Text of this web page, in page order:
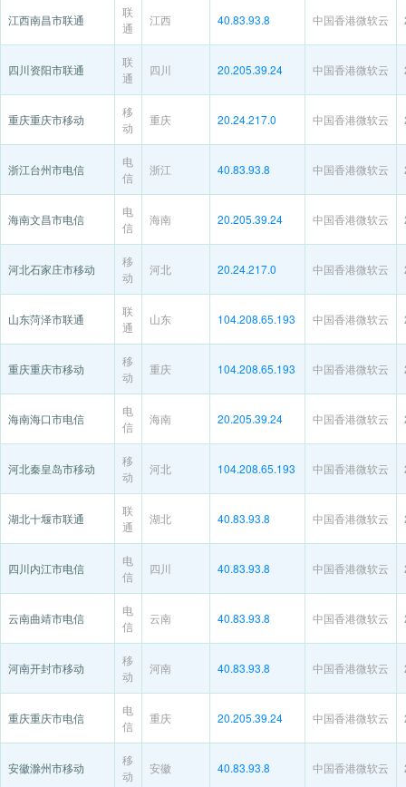
江西南昌市联通
联
通
江西 40.83.93.8 中国香港微软云
四川资阳市联通
联
通
四川 20.205.39.24 中国香港微软云
重庆重庆市移动
移
动
重庆 20.24.217.0 中国香港微软云
浙江台州市电信
电
信
浙江 40.83.93.8 中国香港微软云
海南文昌市电信
电
信
海南 20.205.39.24 中国香港微软云
河北石家庄市移动
移
动
河北 20.24.217.0 中国香港微软云
山东菏泽市联通
联
通
山东 104.208.65.193 中国香港微软云
重庆重庆市移动
移
动
重庆 104.208.65.193 中国香港微软云
海南海口市电信
电
信
海南 20.205.39.24 中国香港微软云
河北秦皇岛市移动
移
动
河北 104.208.65.193 中国香港微软云
湖北十堰市联通
联
通
湖北 40.83.93.8 中国香港微软云
四川内江市电信
电
信
四川 40.83.93.8 中国香港微软云
云南曲靖市电信
电
信
云南 40.83.93.8 中国香港微软云
河南开封市移动
移
动
河南 40.83.93.8 中国香港微软云
重庆重庆市电信
电
信
重庆 20.205.39.24 中国香港微软云
安徽滁州市移动
移
动
安徽 40.83.93.8 中国香港微软云